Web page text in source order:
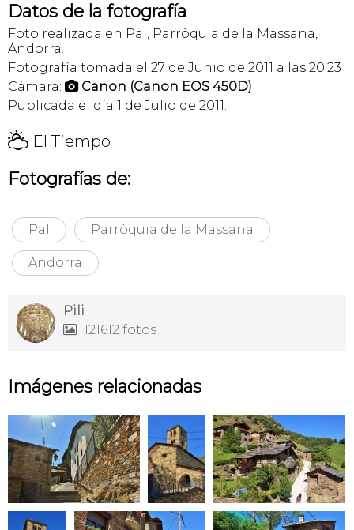
Datos de la fotografía
Foto realizada en Pal, Parròquia de la Massana,
Andorra.
Fotografía tomada el 27 de Junio de 2011 a las 20:23
Cámara:  Canon (Canon EOS 450D)
Publicada el día 1 de Julio de 2011.
H El Tiempo
Fotografías de:
Pal Parròquia de la Massana
Andorra
Pili
 121612 fotos
Imágenes relacionadas